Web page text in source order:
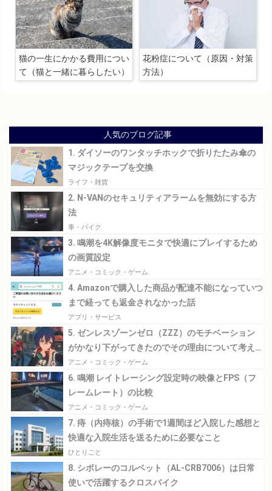
猫の一生にかかる費用につい
て（猫と一緒に暮らしたい）
花粉症について（原因・対策
方法）
人気のブログ記事
1. ダイソーのワンタッチホックで折りたたみ傘の
マジックテープを交換
ライフ・雑貨
2. N-VANのセキュリティアラームを無効にする方
法
車・バイク
3. 鳴潮を4K解像度モニタで快適にプレイするため
の画質設定
アニメ・コミック・ゲーム
4. Amazonで購入した商品が配達不能になっていつ
まで経っても返金されなかった話
アプリ・サービス
5. ゼンレスゾーンゼロ（ZZZ）のモチベーション
がかなり下がってきたのでその理由について考え
てみる
アニメ・コミック・ゲーム
6. 鳴潮 レイトレーシング設定時の映像とFPS（フ
レームレート）の比較
アニメ・コミック・ゲーム
7. 痔（内痔核）の手術で1週間ほど入院した感想と
快適な入院生活を送るために必要なこと
ひとりごと
8. シボレーのコルベット（AL-CRB7006）は日常
使いで活躍するクロスバイク